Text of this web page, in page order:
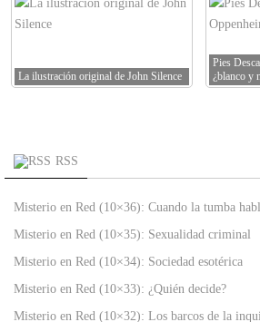
La ilustración original de John Silence
Pies
¿blanco y
RSS
Misterio en Red (10×36): Cuando la tumba
Misterio en Red (10×35): Sexualidad criminal
Misterio en Red (10×34): Sociedad esotérica
Misterio en Red (10×33): ¿Quién decide?
Misterio en Red (10×32): Los barcos de la